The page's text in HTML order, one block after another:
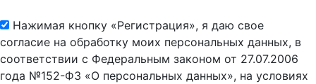
Нажимая кнопку «Регистрация», я даю свое
согласие на обработку моих персональных данных, в
соответствии с Федеральным законом от 27.07.2006
года №152-ФЗ «О персональных данных», на условиях